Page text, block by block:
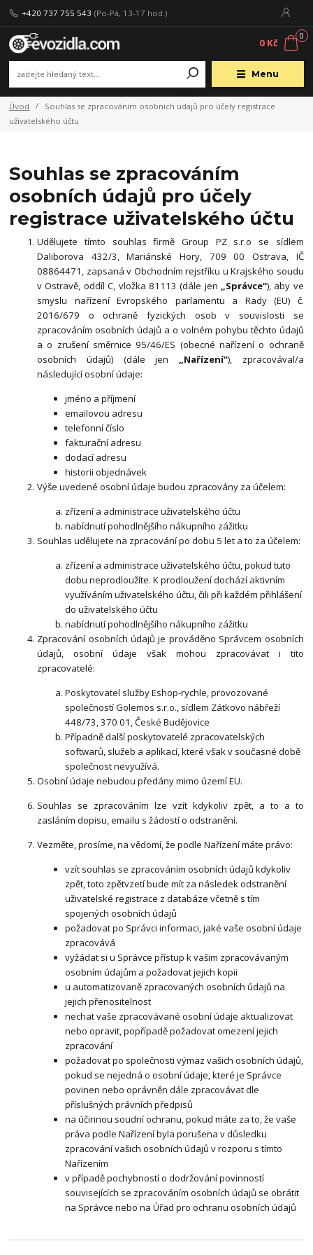
Menu
+420 737 755 543 (Po-Pá, 13-17 hod.)
0
0 Kč
Úvod
Souhlas se zpracováním osobních údajů pro účely registrace
uživatelského účtu
Souhlas se zpracováním
osobních údajů pro účely
registrace uživatelského účtu
Udělujete tímto souhlas firmě Group PZ s.r.o se sídlem
Daliborova 432/3, Mariánské Hory, 709 00 Ostrava, IČ
08864471, zapsaná v Obchodním rejstříku u Krajského soudu
v Ostravě, oddíl C, vložka 81113 (dále jen „Správce“), aby ve
smyslu nařízení Evropského parlamentu a Rady (EU) č.
2016/679 o ochraně fyzických osob v souvislosti se
zpracováním osobních údajů a o volném pohybu těchto údajů
a o zrušení směrnice 95/46/ES (obecné nařízení o ochraně
osobních údajů) (dále jen
„Nařízení“), zpracovával/a
následující osobní údaje:
jméno a příjmení
emailovou adresu
telefonní číslo
fakturační adresu
dodací adresu
historii objednávek
Výše uvedené osobní údaje budou zpracovány za účelem:
zřízení a administrace uživatelského účtu
nabídnutí pohodlnějšího nákupního zážitku
Souhlas udělujete na zpracování po dobu 5 let a to za účelem:
zřízení a administrace uživatelského účtu, pokud tuto
dobu neprodloužíte. K prodloužení dochází aktivním
využíváním uživatelského účtu, čili při každém přihlášení
do uživatelského účtu
nabídnutí pohodlnějšího nákupního zážitku
Zpracování osobních údajů je prováděno Správcem osobních
údajů, osobní údaje však mohou zpracovávat i tito
zpracovatelé:
Poskytovatel služby Eshop-rychle, provozované
společností Golemos s.r.o., sídlem Zátkovo nábřeží
448/73, 370 01, České Budějovice
Případně další poskytovatelé zpracovatelských
softwarů, služeb a aplikací, které však v současné době
společnost nevyužívá.
Osobní údaje nebudou předány mimo území EU.
Souhlas se zpracováním lze vzít kdykoliv zpět, a to a to
zasláním dopisu, emailu s žádostí o odstranění.
Vezměte, prosíme, na vědomí, že podle Nařízení máte právo:
vzít souhlas se zpracováním osobních údajů kdykoliv
zpět, toto zpětvzetí bude mít za následek odstranění
uživatelské registrace z databáze včetně s tím
spojených osobních údajů
požadovat po Správci informaci, jaké vaše osobní údaje
zpracovává
vyžádat si u Správce přístup k vašim zpracovávaným
osobním údajům a požadovat jejich kopii
u automatizovaně zpracovaných osobních údajů na
jejich přenositelnost
nechat vaše zpracovávané osobní údaje aktualizovat
nebo opravit, popřípadě požadovat omezení jejich
zpracování
požadovat po společnosti výmaz vašich osobních údajů,
pokud se nejedná o osobní údaje, které je Správce
povinen nebo oprávněn dále zpracovávat dle
příslušných právních předpisů
na účinnou soudní ochranu, pokud máte za to, že vaše
práva podle Nařízení byla porušena v důsledku
zpracování vašich osobních údajů v rozporu s tímto
Nařízením
v případě pochybností o dodržování povinností
souvisejících se zpracováním osobních údajů se obrátit
na Správce nebo na Úřad pro ochranu osobních údajů